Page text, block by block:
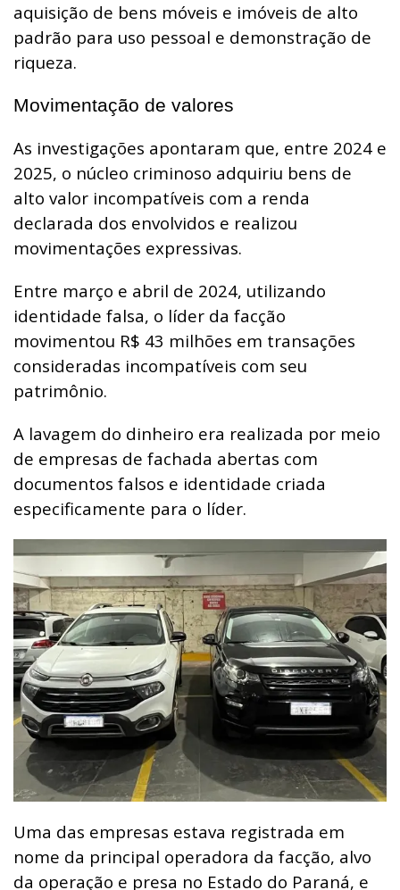
aquisição de bens móveis e imóveis de alto
padrão para uso pessoal e demonstração de
riqueza.
Movimentação de valores
As investigações apontaram que, entre 2024 e
2025, o núcleo criminoso adquiriu bens de
alto valor incompatíveis com a renda
declarada dos envolvidos e realizou
movimentações expressivas.
Entre março e abril de 2024, utilizando
identidade falsa, o líder da facção
movimentou R$ 43 milhões em transações
consideradas incompatíveis com seu
patrimônio.
A lavagem do dinheiro era realizada por meio
de empresas de fachada abertas com
documentos falsos e identidade criada
especificamente para o líder.
Uma das empresas estava registrada em
nome da principal operadora da facção, alvo
da operação e presa no Estado do Paraná, e